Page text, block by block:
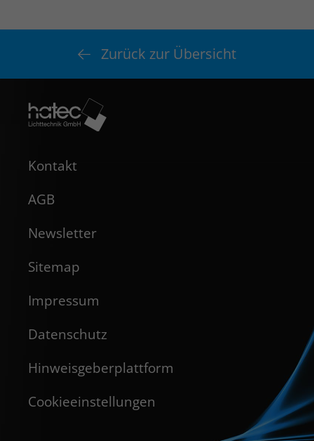
Zurück zur Übersicht
Kontakt
AGB
Newsletter
Sitemap
Impressum
Datenschutz
Hinweisgeberplattform
Cookieeinstellungen